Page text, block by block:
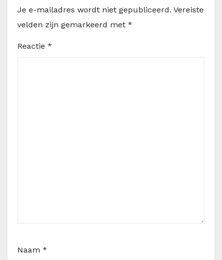
Je e-mailadres wordt niet gepubliceerd. Vereiste
velden zijn gemarkeerd met *
Reactie *
Naam *